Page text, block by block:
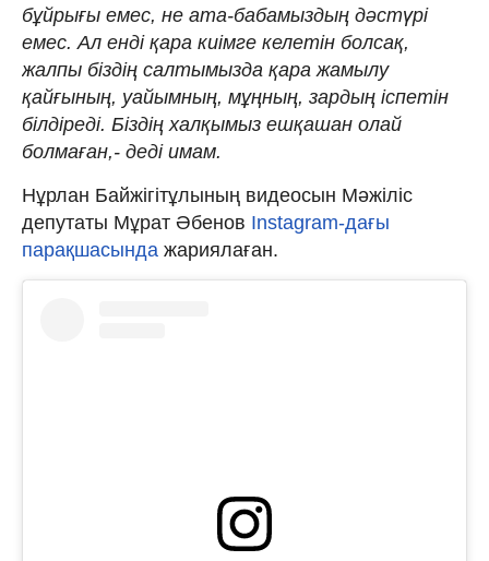
бұйрығы емес, не ата-бабамыздың дәстүрі
емес. Ал енді қара киімге келетін болсақ,
жалпы біздің салтымызда қара жамылу
қайғының, уайымның, мұңның, зардың іспетін
білдіреді. Біздің халқымыз ешқашан олай
болмаған,- деді имам.
Нұрлан Байжігітұлының видеосын Мәжіліс
депутаты Мұрат Әбенов Instagram-дағы
парақшасында жариялаған.